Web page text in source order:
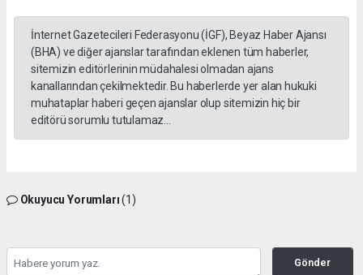
İnternet Gazetecileri Federasyonu (İGF), Beyaz Haber Ajansı
(BHA) ve diğer ajanslar tarafından eklenen tüm haberler,
sitemizin editörlerinin müdahalesi olmadan ajans
kanallarından çekilmektedir. Bu haberlerde yer alan hukuki
muhataplar haberi geçen ajanslar olup sitemizin hiç bir
editörü sorumlu tutulamaz...
Okuyucu Yorumları(1)
Gönder